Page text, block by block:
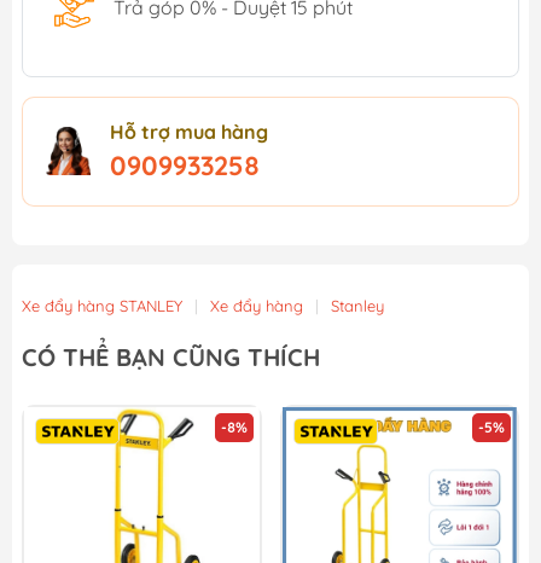
Trả góp 0% - Duyệt 15 phút
Hỗ trợ mua hàng
0909933258
Xe đẩy hàng STANLEY | Xe đẩy hàng | Stanley
CÓ THỂ BẠN CŨNG THÍCH
-8% -5%